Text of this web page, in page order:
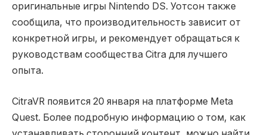
оригинальные игры Nintendo DS. Уотсон также
сообщила, что производительность зависит от
конкретной игры, и рекомендует обращаться к
руководствам сообщества Citra для лучшего
опыта.
CitraVR появится 20 января на платформе Meta
Quest. Более подробную информацию о том, как